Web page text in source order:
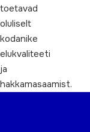
toetavad
oluliselt
kodanike
elukvaliteeti
ja
hakkamasaamist.